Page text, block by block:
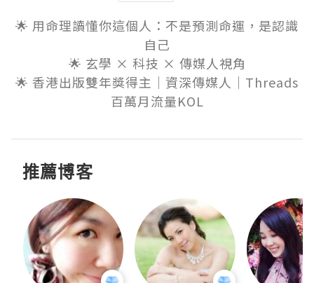
🌟 用命理讀懂你這個人：不是預測命運，是認識
自己
🌟 玄學 × 科技 × 傳媒人視角
🌟 香港出版雙年獎得主｜資深傳媒人｜Threads
百萬月流量KOL
推薦博客